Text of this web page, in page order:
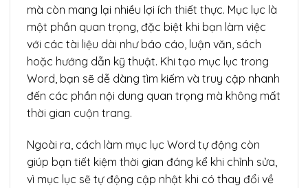
mà còn mang lại nhiều lợi ích thiết thực. Mục lục là
một phần quan trọng, đặc biệt khi bạn làm việc
với các tài liệu dài như báo cáo, luận văn, sách
hoặc hướng dẫn kỹ thuật. Khi tạo mục lục trong
Word, bạn sẽ dễ dàng tìm kiếm và truy cập nhanh
đến các phần nội dung quan trọng mà không mất
thời gian cuộn trang.
Ngoài ra, cách làm mục lục Word tự động còn
giúp bạn tiết kiệm thời gian đáng kể khi chỉnh sửa,
vì mục lục sẽ tự động cập nhật khi có thay đổi về